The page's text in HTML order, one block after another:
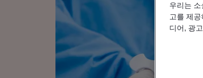
우리는
고를 제
디어, 광